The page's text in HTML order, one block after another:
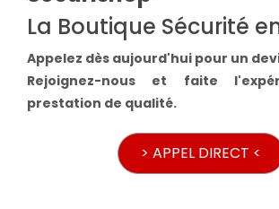
La Boutique Sécurité
Appelez dès aujourd'hui pour un
Rejoignez-nous et faite
prestation de qualité.
> APPEL DIRECT <